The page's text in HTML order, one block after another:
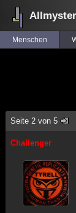
Menschen
Seite 2 von 5
Challenger